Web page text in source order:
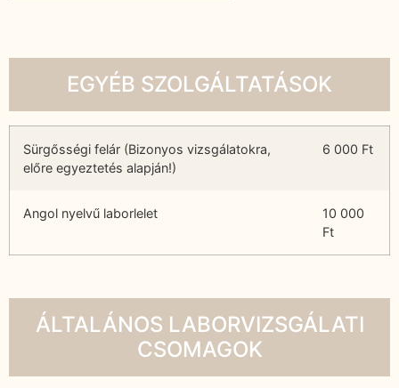
EGYÉB SZOLGÁLTATÁSOK
Sürgősségi felár (Bizonyos vizsgálatokra,
előre egyeztetés alapján!)
6 000 Ft
Angol nyelvű laborlelet
10 000
Ft
ÁLTALÁNOS LABORVIZSGÁLATI
CSOMAGOK